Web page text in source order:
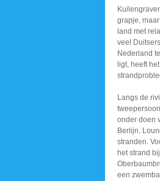
grapje,
land met
veel
Nederland
ligt, heeft
Langs de
onder doen
Berlijn.
stranden.
het strand
een